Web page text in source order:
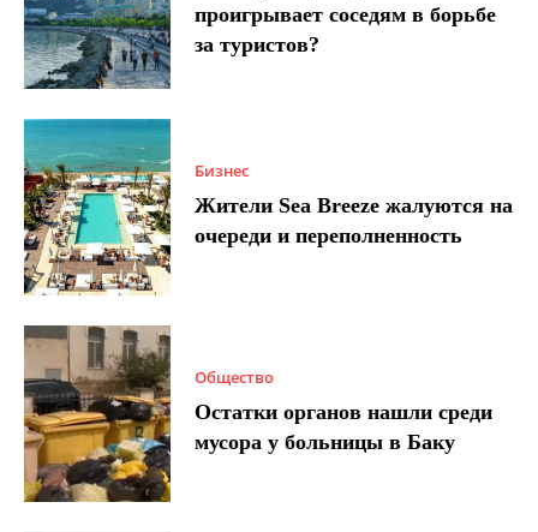
проигрывает соседям в борьбе
за туристов?
Бизнес
Жители Sea Breeze жалуются на
очереди и переполненность
Общество
Остатки органов нашли среди
мусора у больницы в Баку